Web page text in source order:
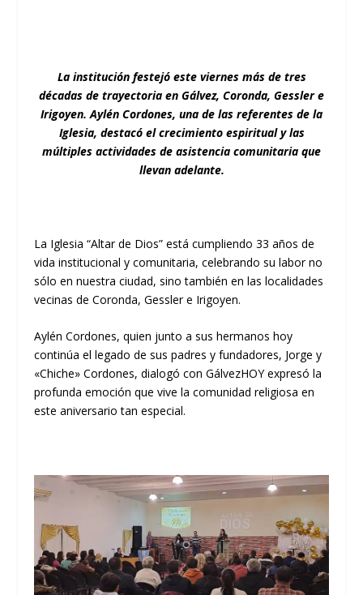
La institución festejó este viernes más de tres
décadas de trayectoria en Gálvez, Coronda, Gessler e
Irigoyen. Aylén Cordones, una de las referentes de la
Iglesia, destacó el crecimiento espiritual y las
múltiples actividades de asistencia comunitaria que
llevan adelante.
La Iglesia “Altar de Dios” está cumpliendo 33 años de
vida institucional y comunitaria, celebrando su labor no
sólo en nuestra ciudad, sino también en las localidades
vecinas de Coronda, Gessler e Irigoyen.
Aylén Cordones, quien junto a sus hermanos hoy
continúa el legado de sus padres y fundadores, Jorge y
«Chiche» Cordones, dialogó con GálvezHOY expresó la
profunda emoción que vive la comunidad religiosa en
este aniversario tan especial.